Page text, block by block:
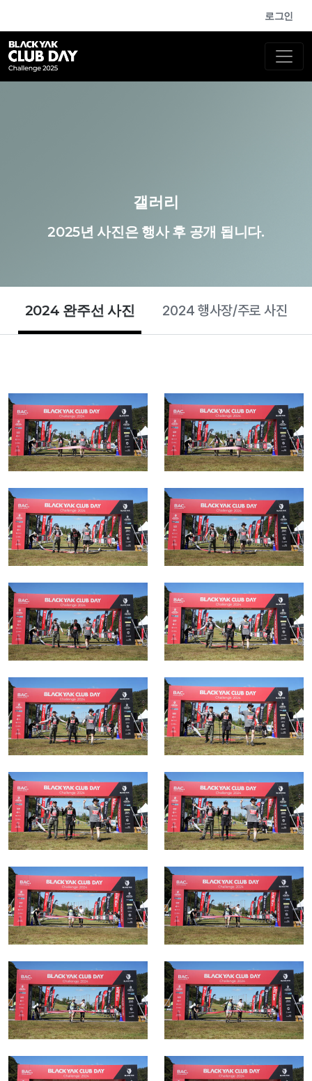
로그인
갤러리
2025년 사진은 행사 후 공개 됩니다.
2024 완주선 사진 2024 행사장/주로 사진